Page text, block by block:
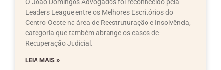
O João Domingos Advogados foi reconhecido pela
Leaders League entre os Melhores Escritórios do
Centro-Oeste na área de Reestruturação e Insolvência,
categoria que também abrange os casos de
Recuperação Judicial.
LEIA MAIS »